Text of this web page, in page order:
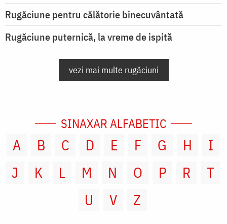
Rugăciune pentru călătorie binecuvântată
Rugăciune puternică, la vreme de ispită
vezi mai multe rugăciuni
SINAXAR ALFABETIC
A B C D E F G H
I
J
K L M N O P R
T
U
V Z